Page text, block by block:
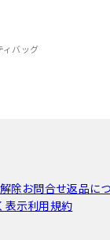
ィバッグ
除お問合せ返品に
表示利用規約